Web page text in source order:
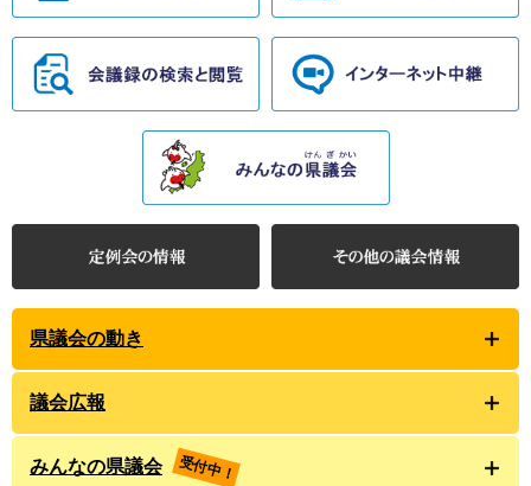
県議会の動き
議会広報
みんなの県議会 受付中！